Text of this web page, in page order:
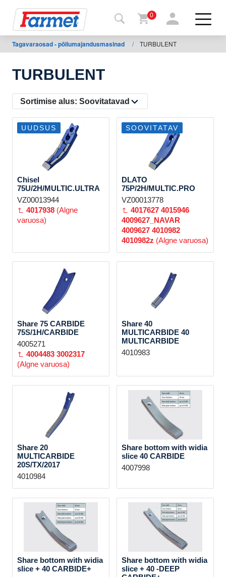
Farmeti
pood
Minu
Allalaadimiseks
0
Tagavaraosad - põllumajandusmasinad / TURBULENT
TURBULENT
Sortimise alus: Soovitatavad
UUDSUS
Chisel
75U/2H/MULTIC.ULTRA
VZ00013944
4017938 (Algne
varuosa)
SOOVITATAV
DLATO
75P/2H/MULTIC.PRO
VZ00013778
4017627 4015946
4009627_NAVAR
4009627 4010982
4010982z (Algne varuosa)
Share 75 CARBIDE
75S/1H/CARBIDE
4005271
4004483 3002317
(Algne varuosa)
Share 40
MULTICARBIDE 40
MULTICARBIDE
4010983
Share 20
MULTICARBIDE
20S/TX/2017
4010984
Share bottom with widia
slice 40 CARBIDE
4007998
Share bottom with widia
slice + 40 CARBIDE+
Share bottom with widia
slice + 40 -DEEP